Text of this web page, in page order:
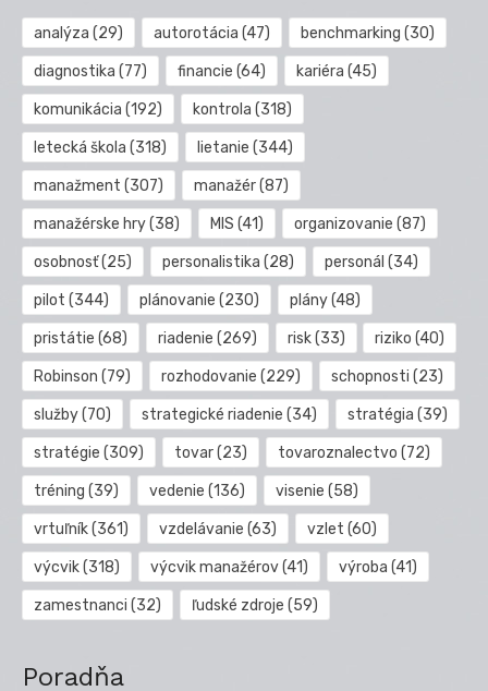
analýza (29) autorotácia (47) benchmarking (30)
diagnostika (77) financie (64) kariéra (45)
komunikácia (192) kontrola (318)
letecká škola (318) lietanie (344)
manažment (307) manažér(87)
manažérske hry(38) MIS (41) organizovanie (87)
osobnosť(25) personalistika (28) personál (34)
pilot (344) plánovanie (230) plány(48)
pristátie (68) riadenie (269) risk(33) riziko (40)
Robinson (79) rozhodovanie (229) schopnosti (23)
služby(70) strategické riadenie (34) stratégia (39)
stratégie (309) tovar(23) tovaroznalectvo (72)
tréning (39) vedenie (136) visenie (58)
vrtuľník(361) vzdelávanie (63) vzlet (60)
výcvik(318) výcvik manažérov(41) výroba (41)
zamestnanci (32) ľudské zdroje (59)
Poradňa